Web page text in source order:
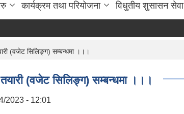
कार्यक्रम तथा परियोजना विधुतीय शुसासन सेवा
(वजेट सिलिङ्ग) सम्बन्धमा ।।।
तयारी (वजेट सिलिङ्ग) सम्बन्धमा ।।।
2023 - 12:01